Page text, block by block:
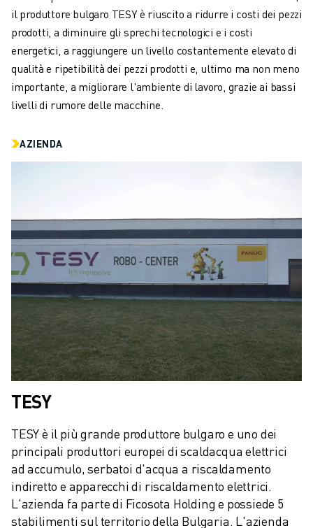
FANUC ACADEMY
SOLUZIONI PER L’INDUSTRIA
SOLUZIONI PER EDUCATION
WORLDSKILLS E GIOVANI TALENTI
NOTIZIE E MEDIA
NOTIZIE E MEDIA
EVENTI FORMATIVI
LE NOSTRE SEDI
SOSTENIBILITÀ
CARRIERA
DAI FORMA AL TUO FUTURO CON FANUC
UNISCITI A NOI " CAREER PORTAL
CONTATTACI
CONTATTI
FILIALI
NOTE LEGALI
il produttore bulgaro TESY è riuscito a ridurre i costi dei pezzi
prodotti, a diminuire gli sprechi tecnologici e i costi
energetici, a raggiungere un livello costantemente elevato di
qualità e ripetibilità dei pezzi prodotti e, ultimo ma non meno
importante, a migliorare l'ambiente di lavoro, grazie ai bassi
livelli di rumore delle macchine.
AZIENDA
TESY
TESY è il più grande produttore bulgaro e uno dei
principali produttori europei di scaldacqua elettrici
ad accumulo, serbatoi d'acqua a riscaldamento
indiretto e apparecchi di riscaldamento elettrici.
L'azienda fa parte di Ficosota Holding e possiede 5
stabilimenti sul territorio della Bulgaria. L'azienda